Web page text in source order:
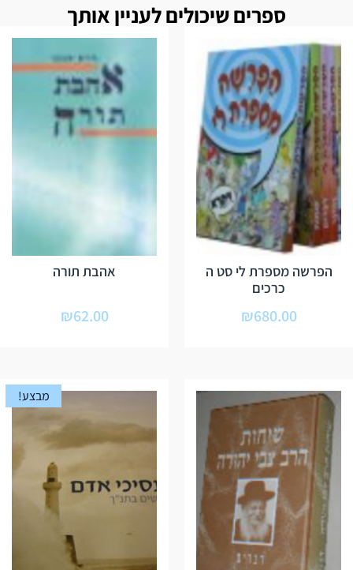
ספרים שיכולים לעניין אותך
הפרשה מספרת לי סט ה
כרכים
₪680.00
אהבת תורה
₪62.00
מבצע!